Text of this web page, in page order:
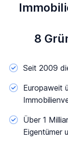
8
Seit 2009
Europaweit
Über 1
Eigentümer